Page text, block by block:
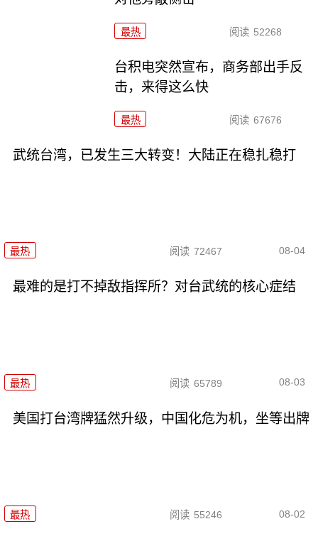
最热 阅读 52268
台积电突然宣布，商务部出手反
击，来得这么快
最热 阅读 67676
武统台湾，已发生三大转变！大陆正在稳扎稳打
最热 阅读 72467 08-04
最难的是打不掉敌指挥所？对台武统的核心症结
最热 阅读 65789 08-03
美国打台湾牌猛然升级，中国化危为机，坐等出牌
最热 阅读 55246 08-02